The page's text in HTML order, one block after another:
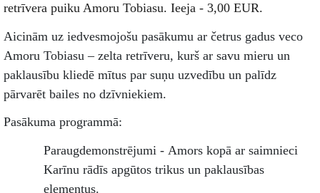
retrīvera puiku Amoru Tobiasu. Ieeja - 3,00 EUR.
Aicinām uz iedvesmojošu pasākumu ar četrus gadus veco
Amoru Tobiasu – zelta retrīveru, kurš ar savu mieru un
paklausību kliedē mītus par suņu uzvedību un palīdz
pārvarēt bailes no dzīvniekiem.
Pasākuma programmā:
Paraugdemonstrējumi - Amors kopā ar saimnieci
Karīnu rādīs apgūtos trikus un paklausības
elementus.